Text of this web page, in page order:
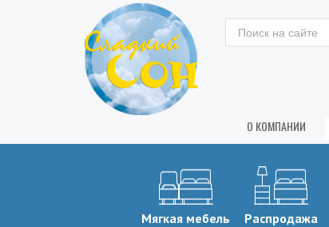
О КОМПАНИИ
Мягкая мебель Распродажа